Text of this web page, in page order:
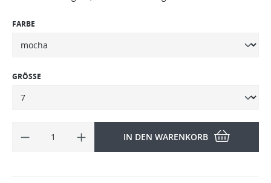
FARBE
GRÖSSE
IN DEN WARENKORB